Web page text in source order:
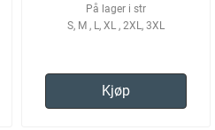
På lager i str
S, M , L, XL , 2XL, 3XL
Kjøp